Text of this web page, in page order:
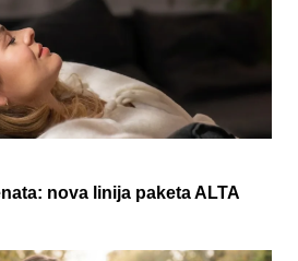
nova linija paketa ALTA